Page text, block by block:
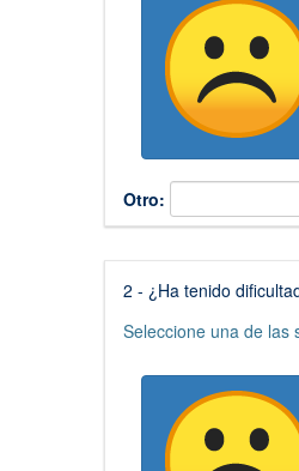
Otro:
(Esta
es
2 - ¿Ha tenido
Seleccione una de las